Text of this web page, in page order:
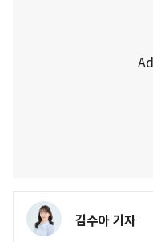
김수아 기자